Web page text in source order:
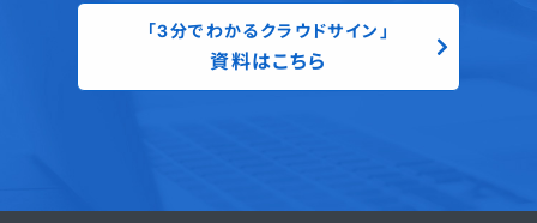
「3分でわかるクラウドサイン」
資料はこちら